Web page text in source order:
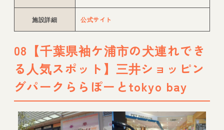
施設詳細 公式サイト
08【千葉県袖ケ浦市の犬連れでき
る人気スポット】三井ショッピン
グパークららぽーとtokyo bay